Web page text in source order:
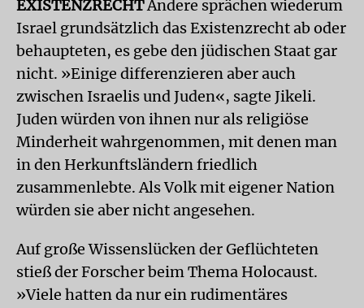
EXISTENZRECHTAndere sprächen wiederum
Israel grundsätzlich das Existenzrecht ab oder
behaupteten, es gebe den jüdischen Staat gar
nicht. »Einige differenzieren aber auch
zwischen Israelis und Juden«, sagte Jikeli.
Juden würden von ihnen nur als religiöse
Minderheit wahrgenommen, mit denen man
in den Herkunftsländern friedlich
zusammenlebte. Als Volk mit eigener Nation
würden sie aber nicht angesehen.
Auf große Wissenslücken der Geflüchteten
stieß der Forscher beim Thema Holocaust.
»Viele hatten da nur ein rudimentäres